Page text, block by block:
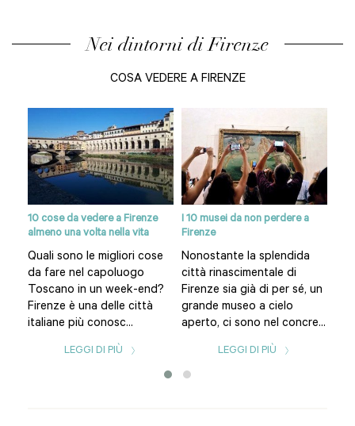
Nei dintorni di Firenze
COSA VEDERE A FIRENZE
10 cose da vedere a Firenze
almeno una volta nella vita
Quali sono le migliori cose
da fare nel capoluogo
Toscano in un week-end?
Firenze è una delle città
italiane più conosc...
LEGGI DI PIÙ
I 10 musei da non perdere a
Firenze
Nonostante la splendida
città rinascimentale di
Firenze sia già di per sé, un
grande museo a cielo
aperto, ci sono nel concre...
LEGGI DI PIÙ